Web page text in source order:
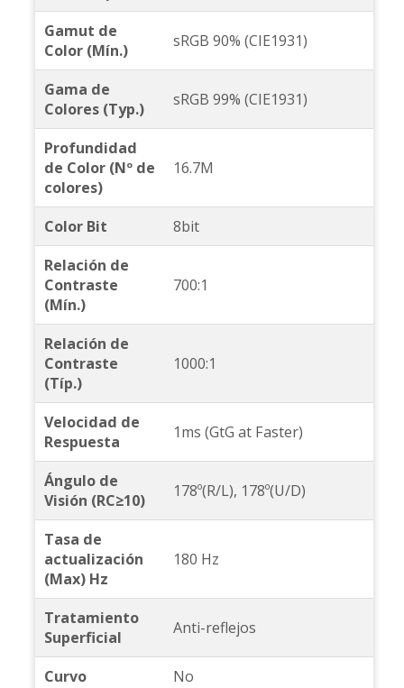
Gamut de
Color (Mín.)
sRGB 90% (CIE1931)
Gama de
Colores (Typ.)
sRGB 99% (CIE1931)
Profundidad
de Color (Nº de
colores)
16.7M
Color Bit
8bit
Relación de
Contraste
(Mín.)
700:1
Relación de
Contraste
(Típ.)
1000:1
Velocidad de
Respuesta
1ms (GtG at Faster)
Ángulo de
Visión (RC≥10)
178º(R/L), 178º(U/D)
Tasa de
actualización
(Max) Hz
180 Hz
Tratamiento
Superficial
Anti-reflejos
Curvo No